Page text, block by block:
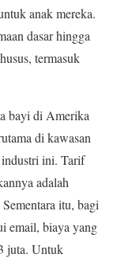
anak mereka.
dasar hingga
termasuk
bayi di Amerika
di kawasan
ini. Tarif
adalah
itu, bagi
email, biaya yang
juta. Untuk